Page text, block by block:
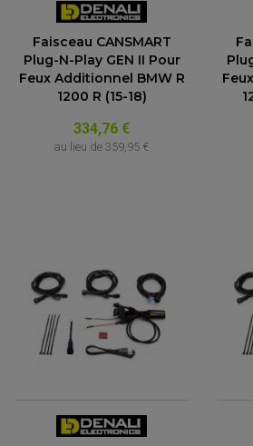
Faisceau CANSMART
Plug-N-Play GEN II Pour
Feux Additionnel BMW R
1200 R (15-18)
334,76 €
au lieu de 359,95 €